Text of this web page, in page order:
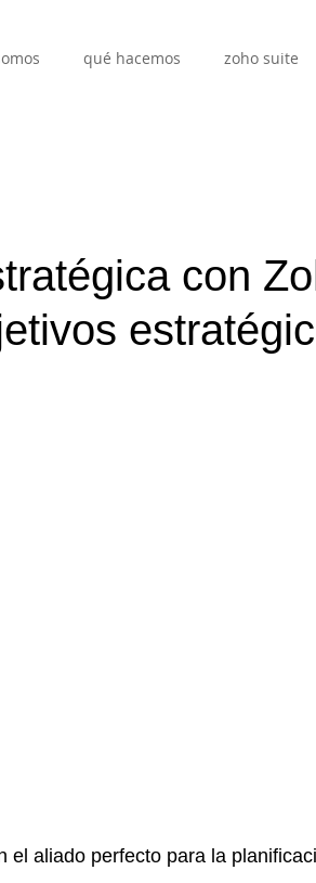
qué hacemos zoho suite
con
el aliado perfecto para la